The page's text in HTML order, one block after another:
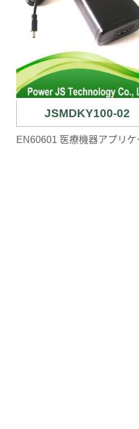
JSMDKY100-02